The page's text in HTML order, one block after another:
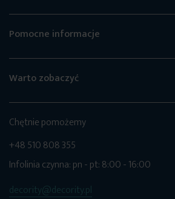
Pomocne informacje
Warto zobaczyć
Chętnie pomożemy
+48 510 808 355
Infolinia czynna: pn - pt: 8:00 - 16:00
decority@decority.pl